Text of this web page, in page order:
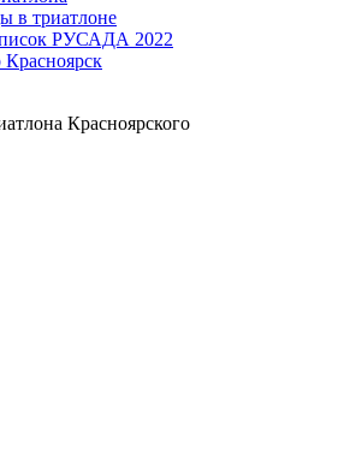
в триатлоне
РУСАДА 2022
Красноярск
Красноярского